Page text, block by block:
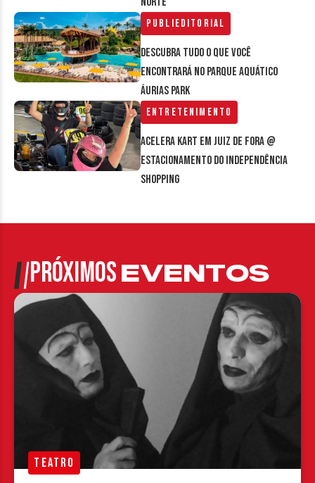
Publieditorial
Descubra tudo o que você
encontrará no parque aquático
Áurias Park
Entretenimento
Acelera Kart em Juiz de Fora @
estacionamento do Independência
Shopping
PRÓXIMOSEVENTOS
TEATRO